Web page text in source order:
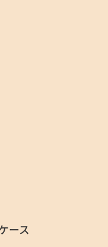
ース